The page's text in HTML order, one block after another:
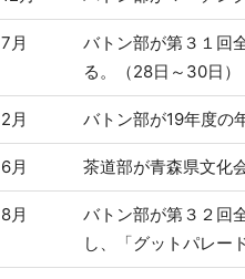
7月
バトン部が第３１回
る。（28日～30日）
2月 バトン部が19年度の
6月 茶道部が青森県文化
8月
バトン部が第３２回
し、「グットパレー